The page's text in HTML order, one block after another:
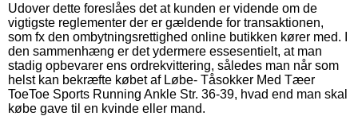
Udover dette foreslåes det at kunden er vidende om de
vigtigste reglementer der er gældende for transaktionen,
som fx den ombytningsrettighed online butikken kører med. I
den sammenhæng er det ydermere essesentielt, at man
stadig opbevarer ens ordrekvittering, således man når som
helst kan bekræfte købet af Løbe- Tåsokker Med Tæer
ToeToe Sports Running Ankle Str. 36-39, hvad end man skal
købe gave til en kvinde eller mand.